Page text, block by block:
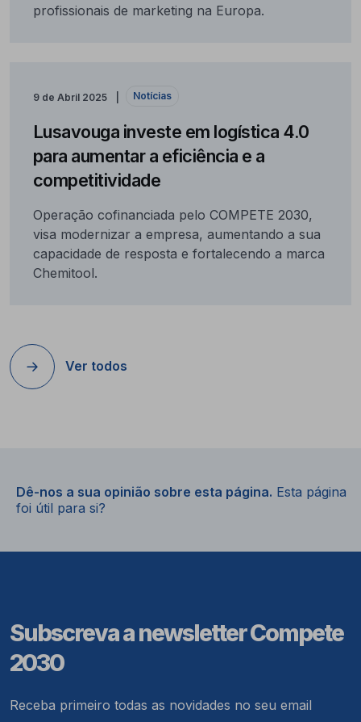
profissionais de marketing na Europa.
9 de Abril 2025 Notícias
Lusavouga investe em logística 4.0
para aumentar a eficiência e a
competitividade
Operação cofinanciada pelo COMPETE 2030,
visa modernizar a empresa, aumentando a sua
capacidade de resposta e fortalecendo a marca
Chemitool.
Ver todos
Dê-nos a sua opinião sobre esta página. Esta página
foi útil para si?
Subscreva a newsletter Compete
2030
Receba primeiro todas as novidades no seu email